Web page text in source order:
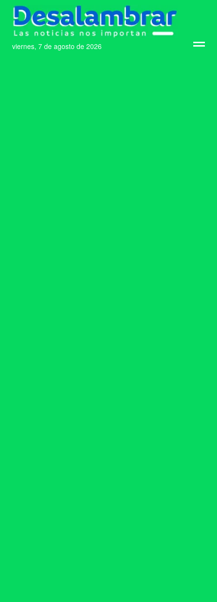
viernes, 7 de agosto de 2026